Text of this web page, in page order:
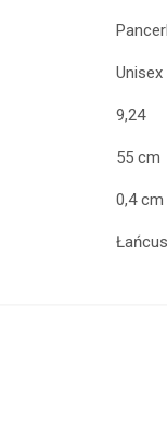
Unisex
9,24
55 cm
0,4 cm